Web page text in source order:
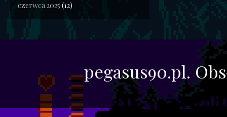
czerwca 2025 (12)
pegasus90.pl.